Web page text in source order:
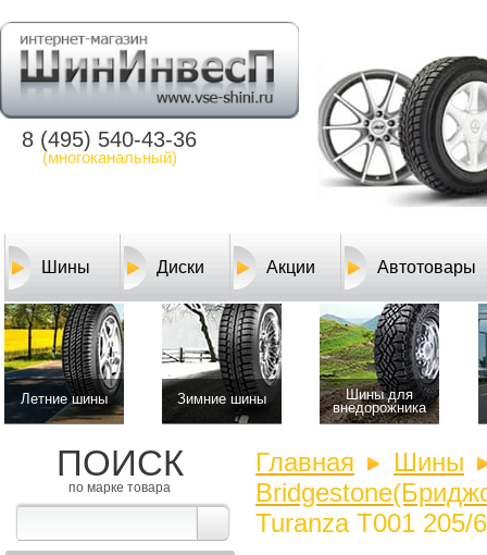
8 (495) 540-43-36
(многоканальный)
Шины Диски Акции Автотовары
Летние шины Зимние шины
Шины для
внедорожника
ПОИСК
по марке товара
Главная
Шины
Turanza T001 205/